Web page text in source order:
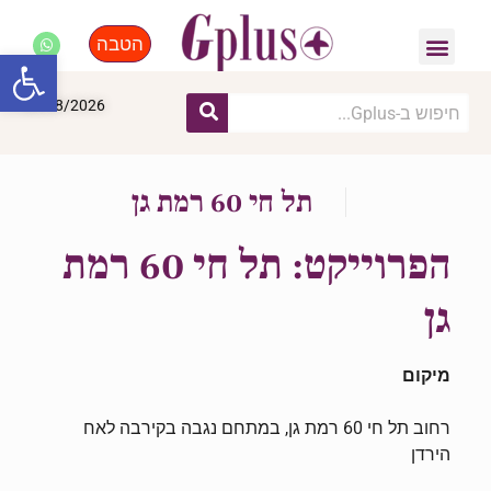
הטבה
09/08/2026
תל חי 60 רמת גן
הפרוייקט: תל חי 60 רמת
גן
מיקום
רחוב תל חי 60 רמת גן, במתחם נגבה בקירבה לאח
הירדן
פתח